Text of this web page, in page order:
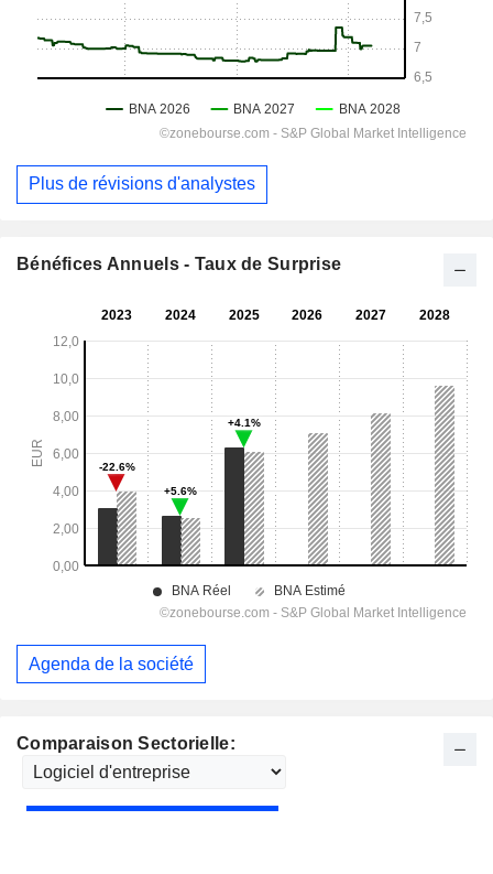
Comparaison Sectorielle:
Plus de révisions d'analystes
Bénéfices Annuels - Taux de Surprise
Agenda de la société